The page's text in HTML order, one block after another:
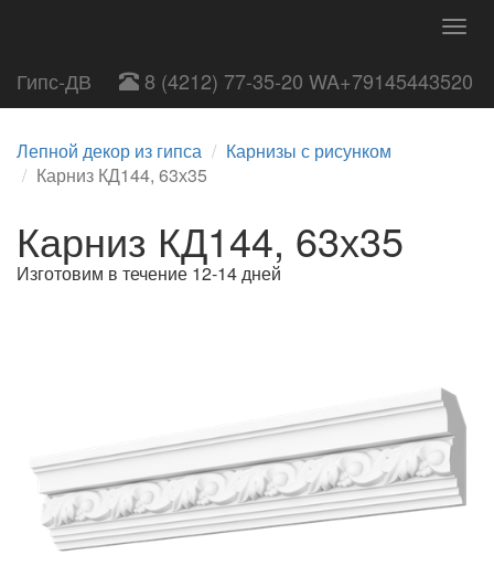
Гипс-ДВ 8 (4212) 77-35-20 WA+79145443520
Лепной декор из гипса
Карнизы с рисунком
Карниз КД144, 63х35
Карниз КД144, 63х35
Изготовим в течение 12-14 дней